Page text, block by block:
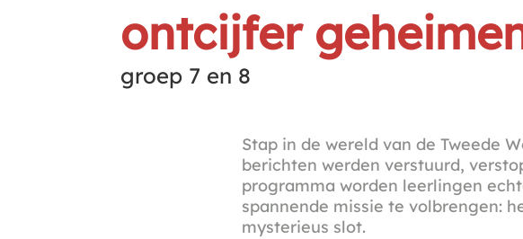
ontcijfer
groep 7 en 8
Stap in de wereld van de Tweede
berichten werden verstuurd,
programma worden leerlingen
spannende missie te volbrengen:
mysterieus slot.